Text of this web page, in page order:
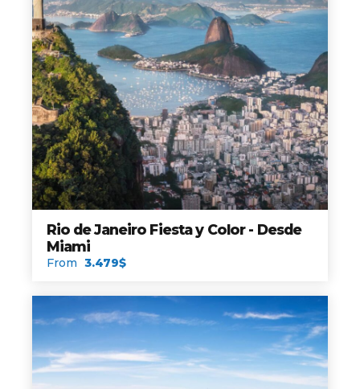
From 3.479$
Rio de Janeiro Fiesta y Color - Desde
Miami